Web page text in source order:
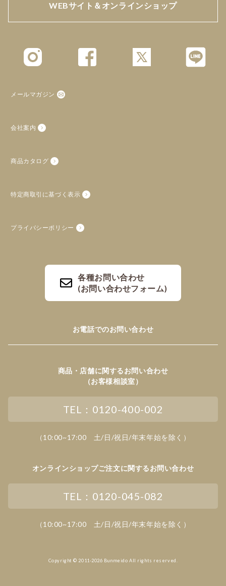
WEBサイト＆オンラインショップ
メールマガジン
会社案内
商品カタログ
特定商取引に基づく表示
プライバシーポリシー
各種お問い合わせ
(お問い合わせフォーム)
お電話でのお問い合わせ
商品・店舗に関するお問い合わせ
（お客様相談室）
TEL：0120-400-002
（10:00~17:00 土/日/祝日/年末年始を除く）
オンラインショップご注文に関するお問い合わせ
TEL：0120-045-082
（10:00~17:00 土/日/祝日/年末年始を除く）
Copyright © 2011-2026 Bunmeido All rights reserved.